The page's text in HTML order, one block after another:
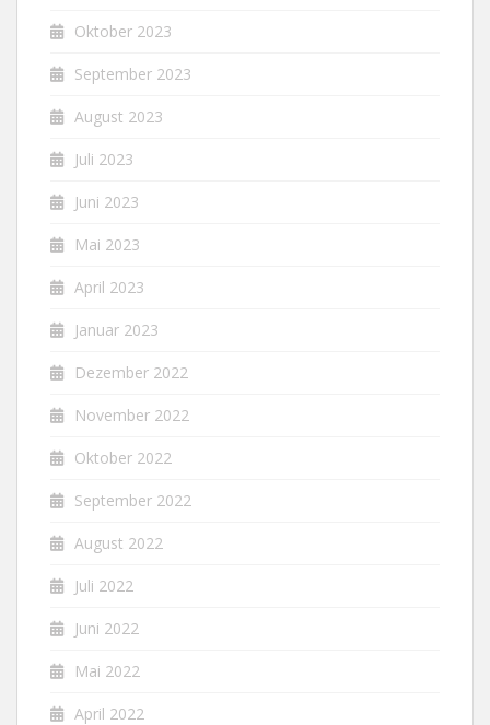
Oktober 2023
September 2023
August 2023
Juli 2023
Juni 2023
Mai 2023
April 2023
Januar 2023
Dezember 2022
November 2022
Oktober 2022
September 2022
August 2022
Juli 2022
Juni 2022
Mai 2022
April 2022